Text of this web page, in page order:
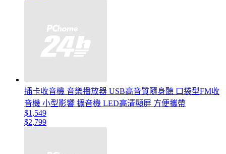
插卡收音機 音樂播放器 USB高音質隨身聽 口袋型FM收
音機 小型影響 擴音機 LED高清顯屏 方便攜帶
$1,549
$2,799